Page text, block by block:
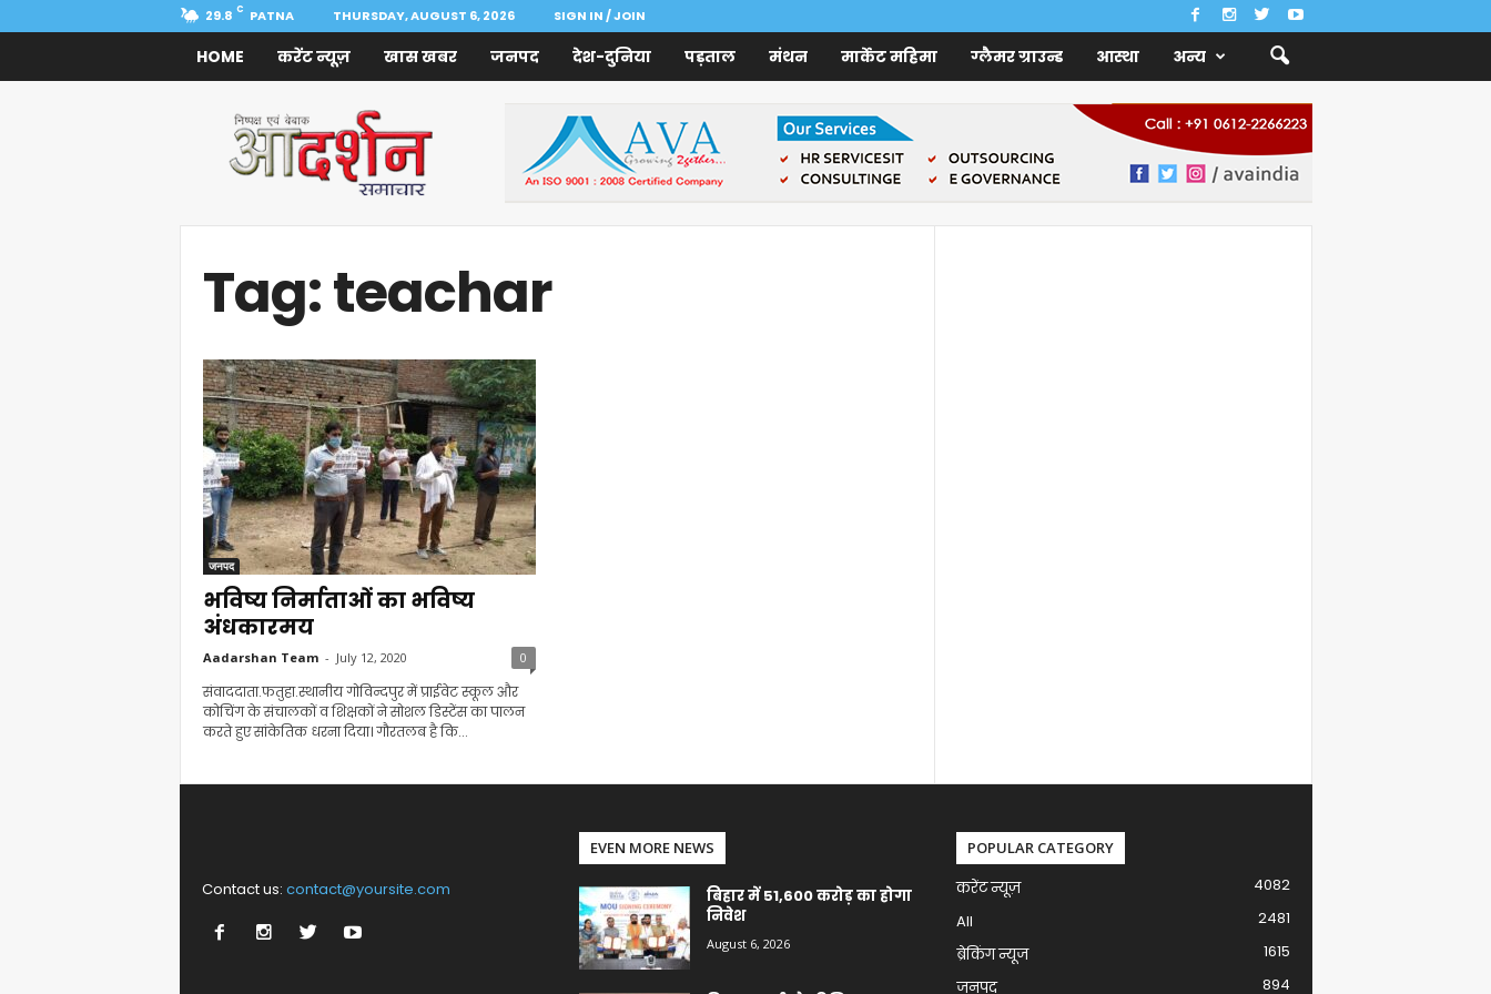
29.8 C PATNA THURSDAY, AUGUST 6, 2026 SIGN IN / JOIN
HOME करेंट न्यूज़ खास खबर जनपद देश-दुनिया पड़ताल मंथन मार्केट महिमा ग्लैमर ग्राउन्ड आस्था अन्य
Samachar
Tag: teachar
जनपद
भविष्य निर्माताओं का भविष्य
अंधकारमय
Aadarshan Team - July 12, 2020 0
संवाददाता.फतुहा.स्थानीय गोविन्दपुर में प्राईवेट स्कूल और
कोचिंग के संचालकों व शिक्षकों ने सोशल डिस्टेंस का पालन
करते हुए सांकेतिक धरना दिया। गौरतलब है कि...
Contact us: contact@yoursite.com
EVEN MORE NEWS
बिहार में 51,600 करोड़ का होगा
निवेश
August 6, 2026
POPULAR CATEGORY
करेंट न्यूज़
4082
All
2481
ब्रेकिंग न्यूज
1615
जनपद
894